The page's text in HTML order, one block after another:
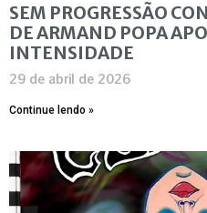
SEM PROGRESSÃO
DE ARMAND POPA
INTENSIDADE
29 de abril de 2026
Continue lendo »